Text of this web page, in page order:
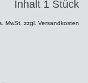
Inhalt 1 Stück
MwSt. zzgl. Versandkosten